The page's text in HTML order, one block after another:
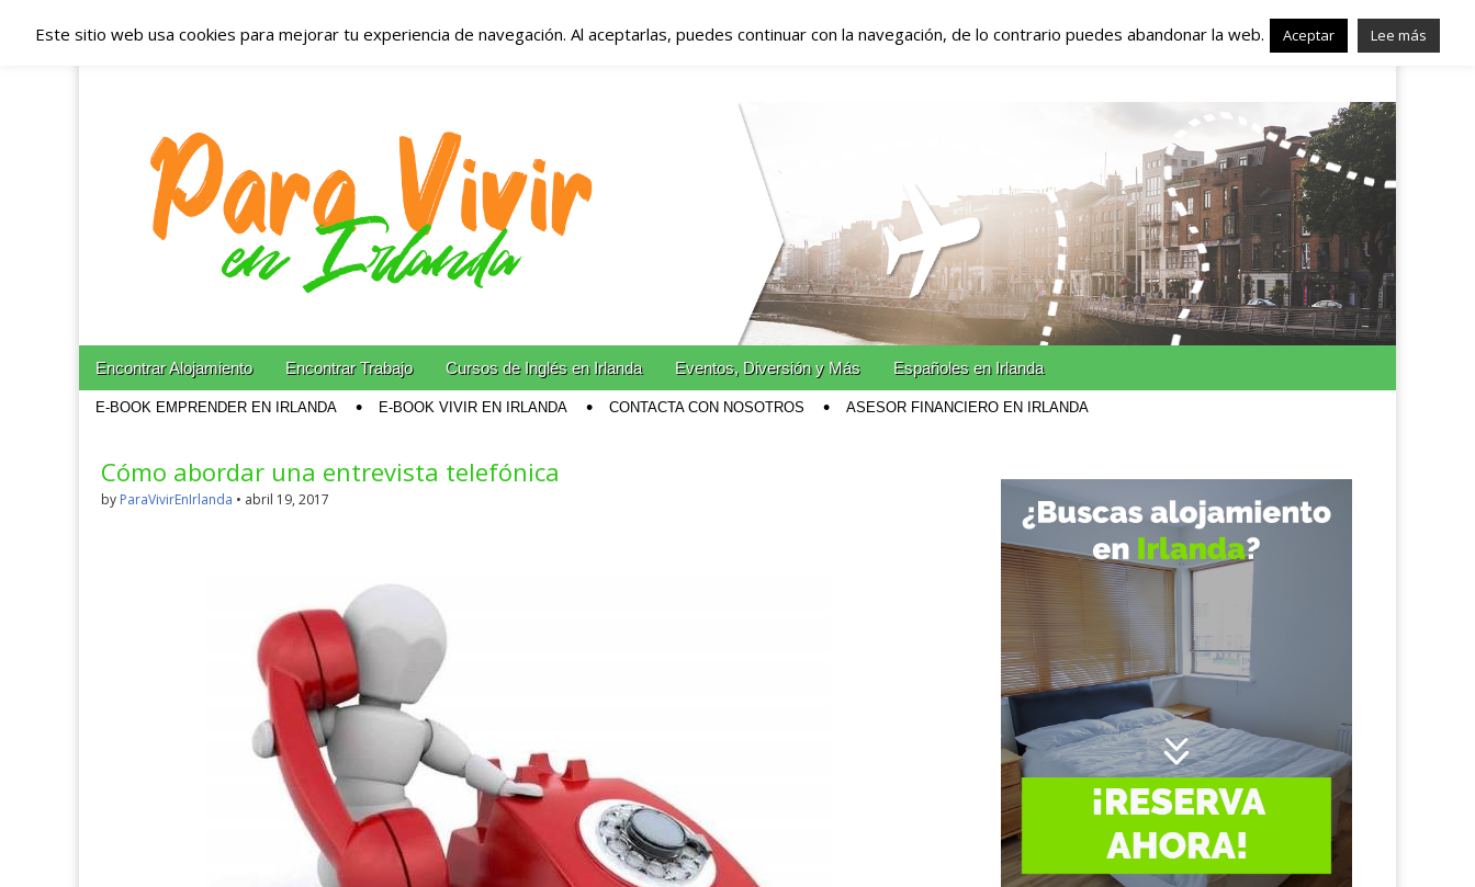
Españoles en Irlanda – Vivir en Irlanda – Trabajo en
Irlanda – Alojamiento en Irlanda
Blog dedicado a los que viven, estudian y trabajan en Irlanda!
Main menu
Skip to content
Encontrar Alojamiento Encontrar Trabajo Cursos de Inglés en Irlanda Eventos, Diversión y Más Españoles en Irlanda
E-BOOK EMPRENDER EN IRLANDA E-BOOK VIVIR EN IRLANDA CONTACTA CON NOSOTROS ASESOR FINANCIERO EN IRLANDA
Cómo abordar una entrevista telefónica
by ParaVivirEnIrlanda • abril 19, 2017
Este sitio web usa cookies para mejorar tu experiencia de navegación. Al aceptarlas, puedes continuar con la navegación, de lo contrario puedes abandonar la web. Aceptar Lee más